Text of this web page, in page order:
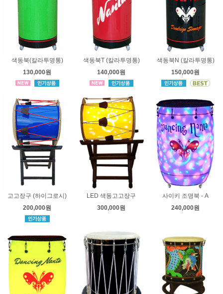
색동북(칼라투명통)
130,000원
색동북T (칼라투명통)
140,000원
색동북N (칼라투명통)
150,000원
고고장구 (하이그로시)
200,000원
LED 색동고고장구
300,000원
사이키 조명북 - A
240,000원